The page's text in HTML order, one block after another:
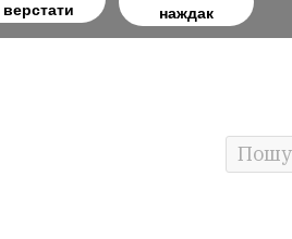
верстати
наждак